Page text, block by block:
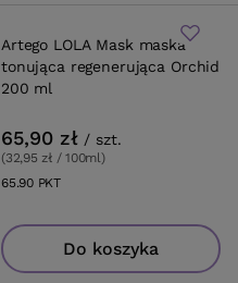
Artego LOLA Mask maska
tonująca regenerująca Orchid
200 ml
65,90 zł / szt.
(32,95 zł / 100ml)
65.90PKTpunktów
Do koszyka